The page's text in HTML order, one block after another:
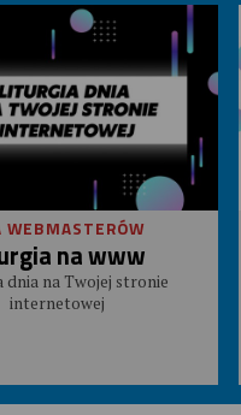
WEBMASTERÓW
na www
dnia na Twojej stronie
internetowej